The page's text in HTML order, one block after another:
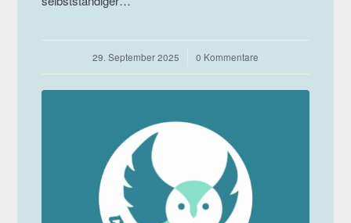
29. September 2025
/ 0 Kommentare